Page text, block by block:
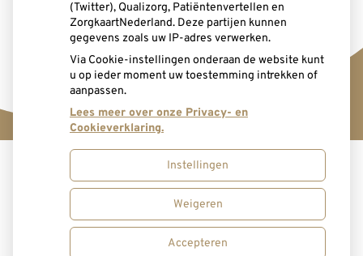
Uw Zorg Online|Beheer
Bezoek
onze
Bezoek
Cookie-instellingen
(Twitter), Qualizorg, Patiëntenvertellen en
ZorgkaartNederland. Deze partijen kunnen
gegevens zoals uw IP-adres verwerken.
Via Cookie-instellingen onderaan de website kunt
u op ieder moment uw toestemming intrekken of
aanpassen.
Lees meer over onze Privacy- en
Cookieverklaring.
Instellingen
Weigeren
Accepteren